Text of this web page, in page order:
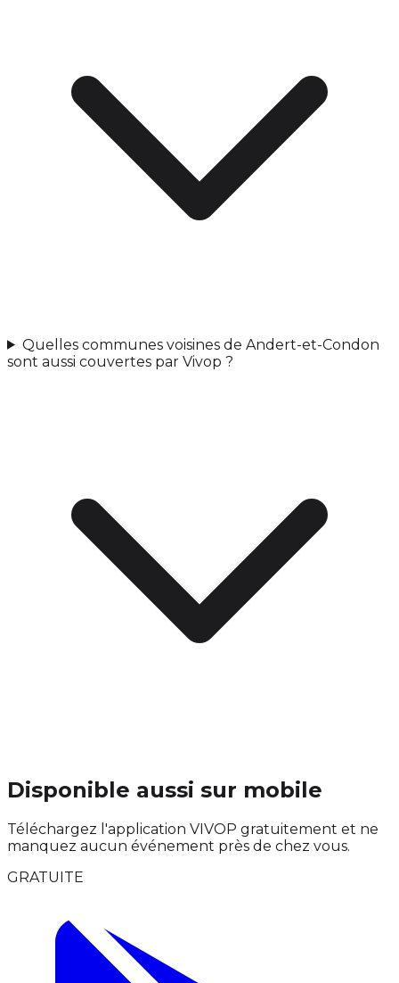
Quelles communes voisines de Andert-et-Condon
sont aussi couvertes par Vivop ?
Disponible aussi sur mobile
Téléchargez l'application VIVOP gratuitement et ne
manquez aucun événement près de chez vous.
GRATUITE